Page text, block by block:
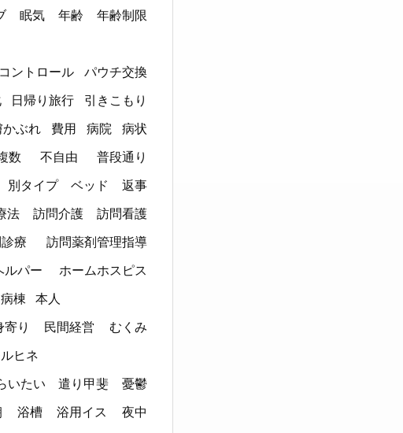
眠気 年齢 年齢制限
ントロール パウチ交換
日帰り旅行 引きこもり
かぶれ 費用 病院 病状
数 不自由 普段通り
別タイプ ベッド 返事
法 訪問介護 訪問看護
療 訪問薬剤管理指導
ルパー ホームホスピス
棟 本人
寄り 民間経営 むくみ
ヒネ
いたい 遣り甲斐 憂鬱
浴槽 浴用イス 夜中